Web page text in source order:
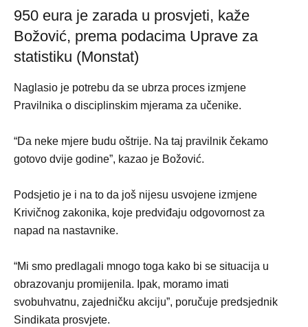
950 eura je zarada u prosvjeti, kaže
Božović, prema podacima Uprave za
statistiku (Monstat)
Naglasio je potrebu da se ubrza proces izmjene
Pravilnika o disciplinskim mjerama za učenike.
“Da neke mjere budu oštrije. Na taj pravilnik čekamo
gotovo dvije godine”, kazao je Božović.
Podsjetio je i na to da još nijesu usvojene izmjene
Krivičnog zakonika, koje predviđaju odgovornost za
napad na nastavnike.
“Mi smo predlagali mnogo toga kako bi se situacija u
obrazovanju promijenila. Ipak, moramo imati
svobuhvatnu, zajedničku akciju”, poručuje predsjednik
Sindikata prosvjete.